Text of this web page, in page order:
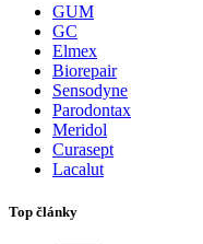
GUM
GC
Elmex
Biorepair
Sensodyne
Parodontax
Meridol
Curasept
Lacalut
Top články